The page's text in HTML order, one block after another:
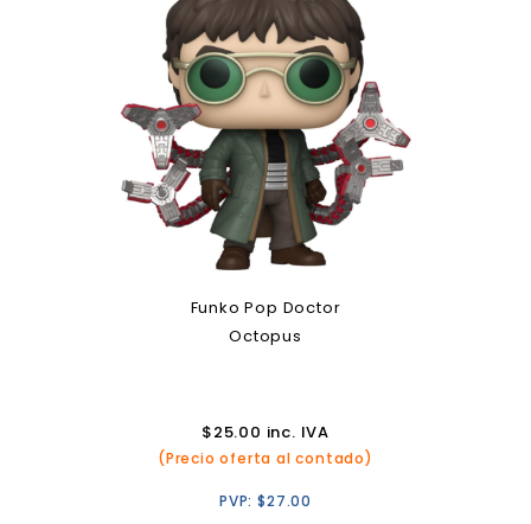
Funko Pop Doctor
Octopus
$25.00 inc. IVA
(Precio oferta al contado)
PVP:$27.00